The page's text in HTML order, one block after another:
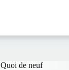
Quoi de neuf